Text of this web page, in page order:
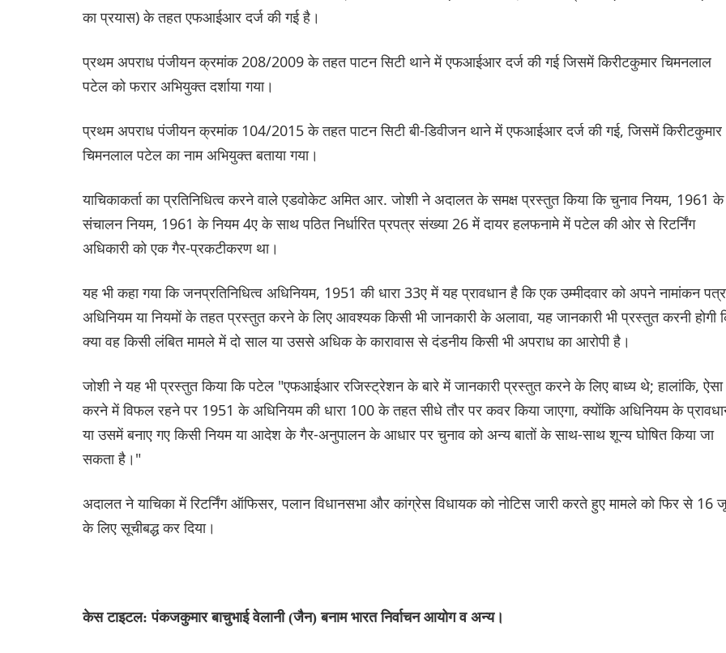
का प्रयास) के तहत एफआईआर दर्ज की गई है।
प्रथम अपराध पंजीयन क्रमांक 208/2009 के तहत पाटन सिटी थाने में एफआईआर दर्ज की गई जिसमें किरीटकुमार चिमनलाल
पटेल को फरार अभियुक्त दर्शाया गया।
प्रथम अपराध पंजीयन क्रमांक 104/2015 के तहत पाटन सिटी बी-डिवीजन थाने में एफआईआर दर्ज की गई, जिसमें किरीटकुमार
चिमनलाल पटेल का नाम अभियुक्त बताया गया।
याचिकाकर्ता का प्रतिनिधित्व करने वाले एडवोकेट अमित आर. जोशी ने अदालत के समक्ष प्रस्तुत किया कि चुनाव नियम, 1961 के
संचालन नियम, 1961 के नियम 4ए के साथ पठित निर्धारित प्रपत्र संख्या 26 में दायर हलफनामे में पटेल की ओर से रिटर्निंग
अधिकारी को एक गैर-प्रकटीकरण था।
यह भी कहा गया कि जनप्रतिनिधित्व अधिनियम, 1951 की धारा 33ए में यह प्रावधान है कि एक उम्मीदवार को अपने नामांकन
अधिनियम या नियमों के तहत प्रस्तुत करने के लिए आवश्यक किसी भी जानकारी के अलावा, यह जानकारी भी प्रस्तुत करनी होगी
क्या वह किसी लंबित मामले में दो साल या उससे अधिक के कारावास से दंडनीय किसी भी अपराध का आरोपी है।
जोशी ने यह भी प्रस्तुत किया कि पटेल "एफआईआर रजिस्ट्रेशन के बारे में जानकारी प्रस्तुत करने के लिए बाध्य थे; हालांकि, ऐसा
करने में विफल रहने पर 1951 के अधिनियम की धारा 100 के तहत सीधे तौर पर कवर किया जाएगा, क्योंकि अधिनियम के
या उसमें बनाए गए किसी नियम या आदेश के गैर-अनुपालन के आधार पर चुनाव को अन्य बातों के साथ-साथ शून्य घोषित किया जा
सकता है।"
अदालत ने याचिका में रिटर्निंग ऑफिसर, पलान विधानसभा और कांग्रेस विधायक को नोटिस जारी करते हुए मामले को फिर से 16
के लिए सूचीबद्ध कर दिया।
केस टाइटल: पंकजकुमार बाचुभाई वेलानी (जैन) बनाम भारत निर्वाचन आयोग व अन्य।